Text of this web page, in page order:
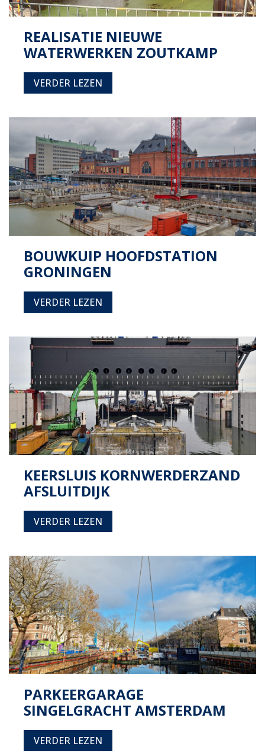
REALISATIE NIEUWE
WATERWERKEN ZOUTKAMP
VERDER LEZEN
BOUWKUIP HOOFDSTATION
GRONINGEN
VERDER LEZEN
KEERSLUIS KORNWERDERZAND
AFSLUITDIJK
VERDER LEZEN
PARKEERGARAGE
SINGELGRACHT AMSTERDAM
VERDER LEZEN